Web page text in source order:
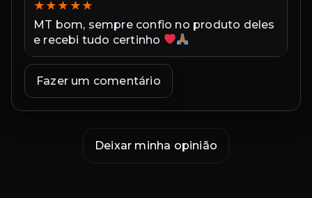
★ ★ ★ ★ ★
MT bom, sempre confio no produto deles
e recebi tudo certinho
Fazer um comentário
Deixar minha opinião